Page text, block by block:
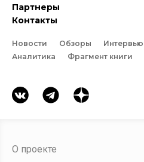
Партнеры
Контакты
Новости Обзоры Интервью
Аналитика
Фрагмент книги
О проекте